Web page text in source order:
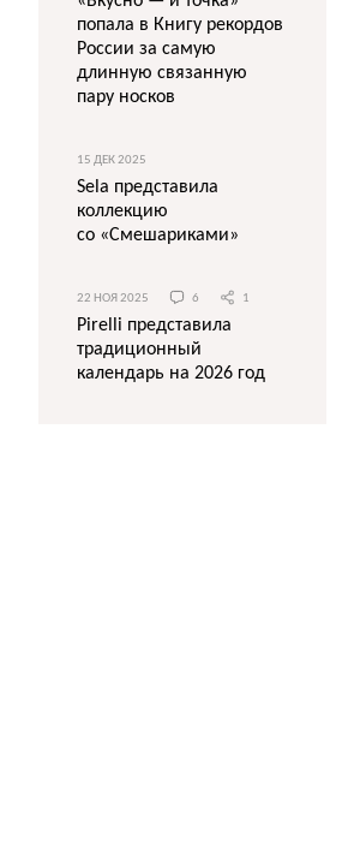
попала в Книгу рекордов
России за самую
длинную связанную
пару носков
15 ДЕК 2025
Sela представила
коллекцию
со «Смешариками»
22 НОЯ 2025 6 1
Pirelli представила
традиционный
календарь на 2026 год